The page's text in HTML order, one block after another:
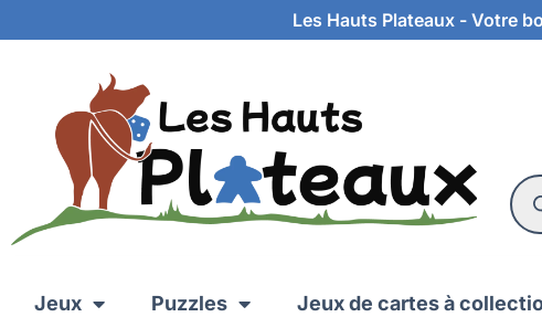
Les Hauts Plateaux - Votre
Jeux Puzzles Jeux de cartes à